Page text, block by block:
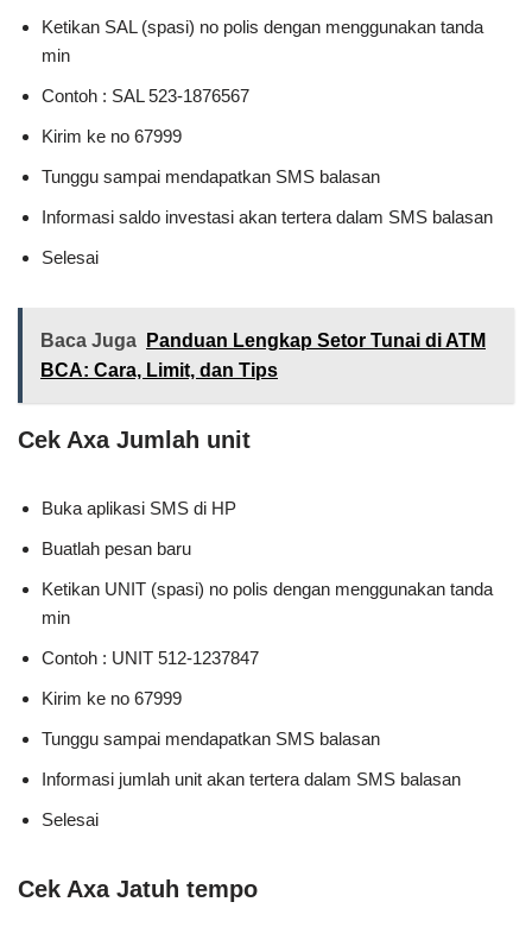
Ketikan SAL (spasi) no polis dengan menggunakan tanda
min
Contoh : SAL 523-1876567
Kirim ke no 67999
Tunggu sampai mendapatkan SMS balasan
Informasi saldo investasi akan tertera dalam SMS balasan
Selesai
Baca Juga
Panduan Lengkap Setor Tunai di ATM
BCA: Cara, Limit, dan Tips
Cek Axa Jumlah unit
Buka aplikasi SMS di HP
Buatlah pesan baru
Ketikan UNIT (spasi) no polis dengan menggunakan tanda
min
Contoh : UNIT 512-1237847
Kirim ke no 67999
Tunggu sampai mendapatkan SMS balasan
Informasi jumlah unit akan tertera dalam SMS balasan
Selesai
Cek Axa Jatuh tempo